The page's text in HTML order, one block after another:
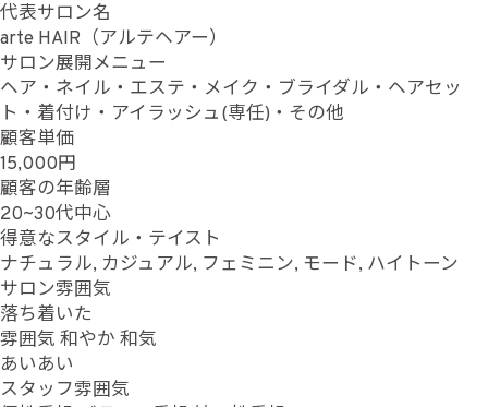
代表サロン名
arte HAIR（アルテヘアー）
サロン展開メニュー
ヘア・ネイル・エステ・メイク・ブライダル・ヘアセッ
ト・着付け・アイラッシュ(専任)・その他
顧客単価
15,000円
顧客の年齢層
20~30代中心
得意なスタイル・テイスト
ナチュラル, カジュアル, フェミニン, モード, ハイトーン
サロン雰囲気
落ち着いた
雰囲気 和やか 和気
あいあい
スタッフ雰囲気